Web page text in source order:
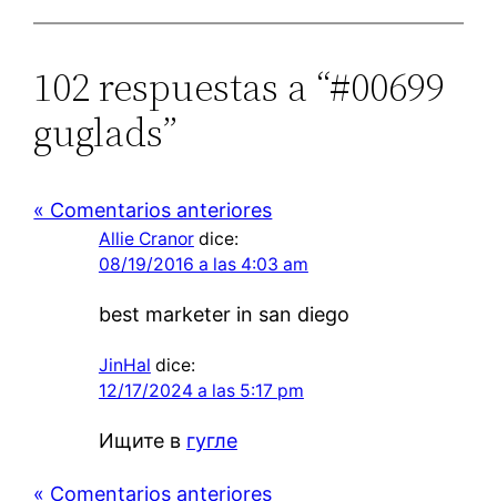
102 respuestas a “#00699
guglads”
« Comentarios anteriores
Allie Cranor dice:
08/19/2016 a las 4:03 am
best marketer in san diego
JinHal dice:
12/17/2024 a las 5:17 pm
Ищите в гугле
« Comentarios anteriores